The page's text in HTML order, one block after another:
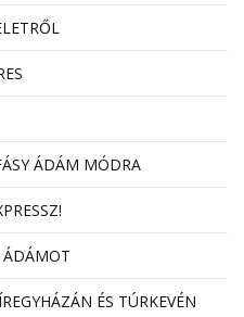
ÁDÁM MÓDRA
ÁDÁMOT
ÉS TÚRKEVÉN